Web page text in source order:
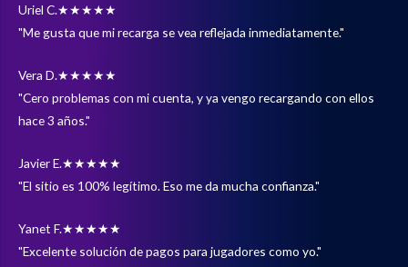
Uriel C.★★★★★
"Me gusta que mi recarga se vea reflejada inmediatamente."
Vera D.★★★★★
"Cero problemas con mi cuenta, y ya vengo recargando con ellos
hace 3 años."
Javier E.★★★★★
"El sitio es 100% legítimo. Eso me da mucha confianza."
Yanet F.★★★★★
"Excelente solución de pagos para jugadores como yo."